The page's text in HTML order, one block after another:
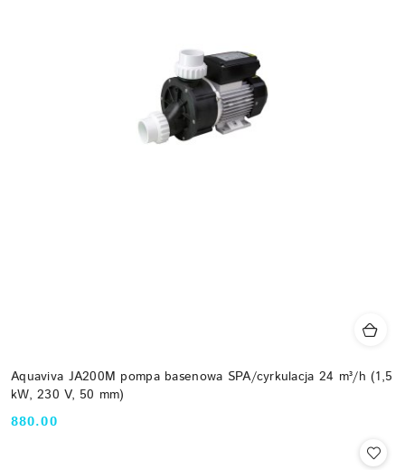
Aquaviva JA200M pompa basenowa SPA/cyrkulacja 24 m³/h (1,5
kW, 230 V, 50 mm)
Cena:
880.00